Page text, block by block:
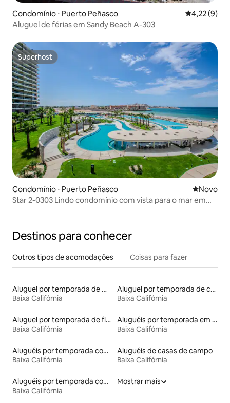
Condomínio ⋅ Puerto Peñasco 4,22 de
4,22 (9)
Aluguel de férias em Sandy Beach A-303
Superhost
Superhost
Condomínio ⋅ Puerto Peñasco Novo
Novo
Star 2-0303 Lindo condomínio com vista para o mar em
Destinos para conhecer
Outros tipos de acomodações Coisas para fazer
Aluguel por temporada de microcasas
Baixa Califórnia
Aluguel por temporada de casas de veraneio
Baixa Califórnia
Aluguel por temporada de flats
Baixa Califórnia
Aluguéis por temporada em resorts
Baixa Califórnia
Aluguéis por temporada com banheira de hidromassagem
Baixa Califórnia
Aluguéis de casas de campo
Baixa Califórnia
Aluguéis por temporada com suítes privativas
Baixa Califórnia
Mostrar mais